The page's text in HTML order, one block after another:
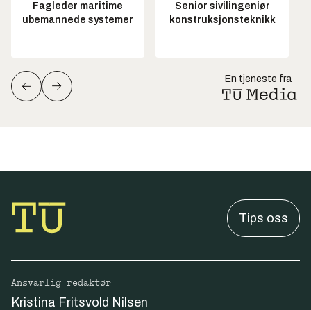
Fagleder maritime
ubemannede systemer
Senior sivilingeniør
konstruksjonsteknikk
En tjeneste fra
Tips oss
Ansvarlig redaktør
Kristina Fritsvold Nilsen